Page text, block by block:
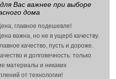
Вас важнее при выборе
дома
главное подешевле!
важна, но не в ущерб качеству.
качество, пусть и дороже.
и долговечность: только
материалы и никаких
от технологии!